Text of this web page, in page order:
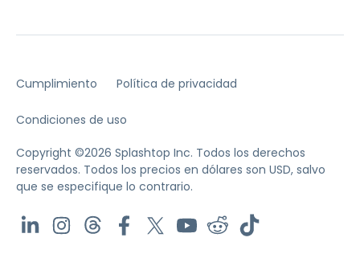
Cumplimiento Política de privacidad
Condiciones de uso
Copyright ©2026 Splashtop Inc. Todos los derechos
reservados. Todos los precios en dólares son USD, salvo
que se especifique lo contrario.